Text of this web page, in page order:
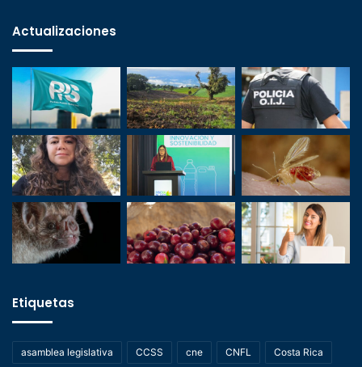
Actualizaciones
Etiquetas
asamblea legislativa CCSS cne CNFL Costa Rica